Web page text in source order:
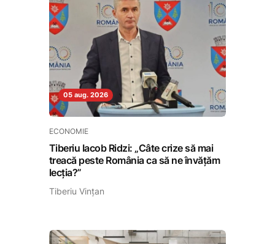
05 aug. 2026
ECONOMIE
Tiberiu Iacob Ridzi: „Câte crize să mai
treacă peste România ca să ne învățăm
lecția?”
Tiberiu Vințan